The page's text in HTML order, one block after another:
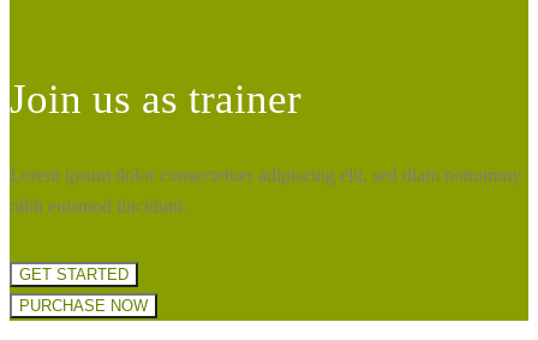
Join us as trainer
Lorem ipsum dolor consectetuer adipiscing elit, sed diam nonummy
nibh euismod tincidunt.
GET STARTED
PURCHASE NOW